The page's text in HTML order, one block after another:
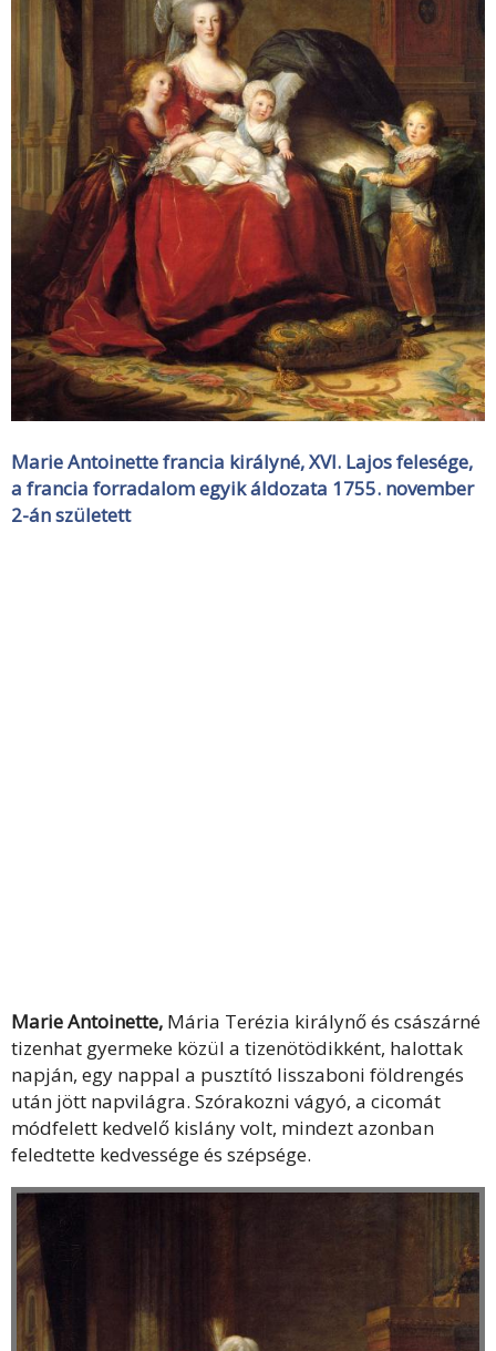
Marie Antoinette francia királyné, XVI. Lajos felesége,
a francia forradalom egyik áldozata 1755. november
2-án született
Marie Antoinette, Mária Terézia királynő és császárné
tizenhat gyermeke közül a tizenötödikként, halottak
napján, egy nappal a pusztító lisszaboni földrengés
után jött napvilágra. Szórakozni vágyó, a cicomát
módfelett kedvelő kislány volt, mindezt azonban
feledtette kedvessége és szépsége.